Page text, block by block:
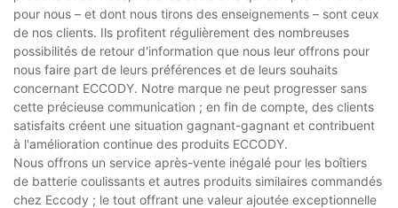
pour nous – et dont nous tirons des enseignements – sont ceux
de nos clients. Ils profitent régulièrement des nombreuses
possibilités de retour d'information que nous leur offrons pour
nous faire part de leurs préférences et de leurs souhaits
concernant ECCODY. Notre marque ne peut progresser sans
cette précieuse communication ; en fin de compte, des clients
satisfaits créent une situation gagnant-gagnant et contribuent
à l'amélioration continue des produits ECCODY.
Nous offrons un service après-vente inégalé pour les boîtiers
de batterie coulissants et autres produits similaires commandés
chez Eccody ; le tout offrant une valeur ajoutée exceptionnelle